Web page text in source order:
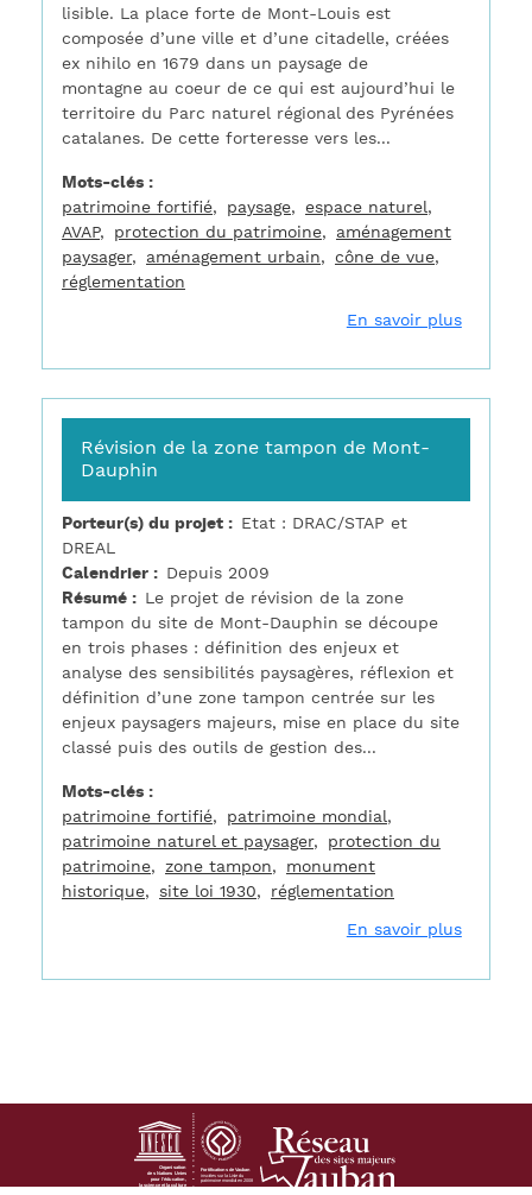
lisible. La place forte de Mont-Louis est
composée d’une ville et d’une citadelle, créées
ex nihilo en 1679 dans un paysage de
montagne au coeur de ce qui est aujourd’hui le
territoire du Parc naturel régional des Pyrénées
catalanes. De cette forteresse vers les...
Mots-clés
patrimoine fortifié
paysage
espace naturel
AVAP
protection du patrimoine
aménagement
paysager
aménagement urbain
cône de vue
réglementation
En savoir plussur
Révision de la zone tampon de Mont-
Dauphin
Porteur(s) du projet
Etat : DRAC/STAP et
DREAL
Calendrier
Depuis 2009
Résumé
Le projet de révision de la zone
tampon du site de Mont-Dauphin se découpe
en trois phases : définition des enjeux et
analyse des sensibilités paysagères, réflexion et
définition d’une zone tampon centrée sur les
enjeux paysagers majeurs, mise en place du site
classé puis des outils de gestion des...
Mots-clés
patrimoine fortifié
patrimoine mondial
patrimoine naturel et paysager
protection du
patrimoine
zone tampon
monument
historique
site loi 1930 réglementation
En savoir plussur